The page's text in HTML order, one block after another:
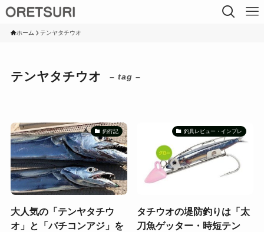
ホーム テンヤタチウオ
テンヤタチウオ – tag –
釣行記
大人気の「テンヤタチウ
オ」と「バチコンアジ」を
釣具レビュー・インプレ
タチウオの堤防釣りは「太
刀魚ゲッター・時短テン